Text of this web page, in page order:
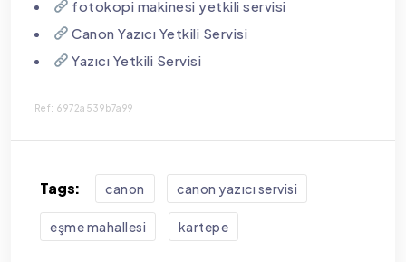
fotokopi makinesi yetkili servisi
Canon Yazıcı Yetkili Servisi
Yazıcı Yetkili Servisi
Ref: 6972a539b7a99
Tags: canon canon yazıcı servisi
eşme mahallesi kartepe